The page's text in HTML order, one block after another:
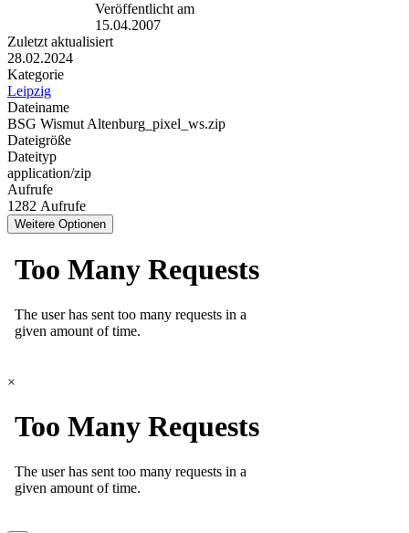
Veröffentlicht am
15.04.2007
Zuletzt aktualisiert
28.02.2024
Kategorie
Leipzig
Dateiname
BSG Wismut Altenburg_pixel_ws.zip
Dateigröße
Dateityp
application/zip
Aufrufe
1282 Aufrufe
Weitere Optionen
×